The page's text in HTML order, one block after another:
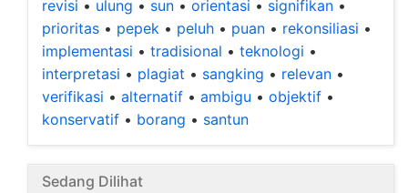
revisi • ulung • sun • orientasi • signifikan •
prioritas • pepek • peluh • puan • rekonsiliasi •
implementasi • tradisional • teknologi •
interpretasi • plagiat • sangking • relevan •
verifikasi • alternatif • ambigu • objektif •
konservatif • borang • santun
Sedang Dilihat